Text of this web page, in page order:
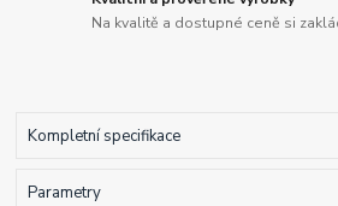
Na kvalitě a dostupné ceně si
Kompletní specifikace
Parametry